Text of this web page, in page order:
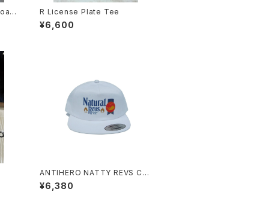
R License Plate Tee
¥6,600
ANTIHERO NATTY REVS CA
P
¥6,380